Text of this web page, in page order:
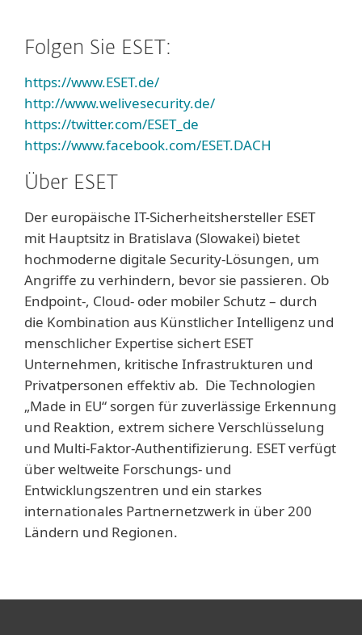
Folgen Sie ESET:
https://www.ESET.de/
http://www.welivesecurity.de/
https://twitter.com/ESET_de
https://www.facebook.com/ESET.DACH
Über ESET
Der europäische IT-Sicherheitshersteller ESET
mit Hauptsitz in Bratislava (Slowakei) bietet
hochmoderne digitale Security-Lösungen, um
Angriffe zu verhindern, bevor sie passieren. Ob
Endpoint-, Cloud- oder mobiler Schutz – durch
die Kombination aus Künstlicher Intelligenz und
menschlicher Expertise sichert ESET
Unternehmen, kritische Infrastrukturen und
Privatpersonen effektiv ab. Die Technologien
„Made in EU“ sorgen für zuverlässige Erkennung
und Reaktion, extrem sichere Verschlüsselung
und Multi-Faktor-Authentifizierung. ESET verfügt
über weltweite Forschungs- und
Entwicklungszentren und ein starkes
internationales Partnernetzwerk in über 200
Ländern und Regionen.